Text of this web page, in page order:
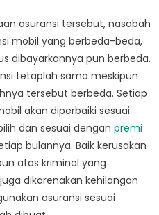
asuransi tersebut, nasabah
mobil yang berbeda-beda,
dibayarkannya pun berbeda.
tetaplah sama meskipun
tersebut berbeda. Setiap
akan diperbaiki sesuai
dan sesuai dengan premi
bulannya. Baik kerusakan
atas kriminal yang
dikarenakan kehilangan
asuransi sesuai